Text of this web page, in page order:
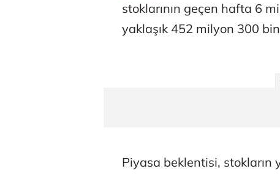
stoklarının geçen hafta 6
yaklaşık 452 milyon 300
Piyasa beklentisi, stokların